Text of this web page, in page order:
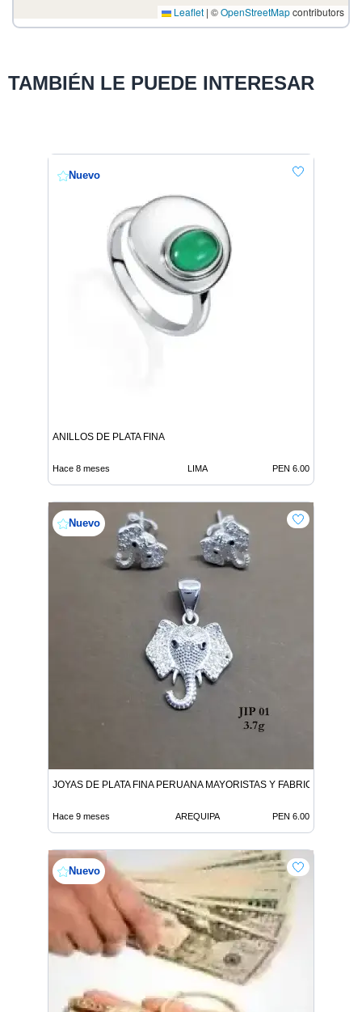
Leaflet | ©OpenStreetMapcontributors
TAMBIÉN LE PUEDE INTERESAR
Nuevo
ANILLOS DE PLATA FINA
Hace 8 meses LIMA PEN 6.00
Nuevo
JOYAS DE PLATA FINA PERUANA MAYORISTAS Y FABRICANTES
Hace 9 meses AREQUIPA PEN 6.00
Nuevo